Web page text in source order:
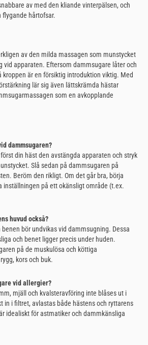
av med den kliande vinterpälsen, och
hårtofsar.
av den milda massagen som munstycket
vid apparaten. Eftersom dammsugare låter och
kroppen är en försiktig introduktion viktig. Med
lär sig även lättskrämda hästar
som en avkopplande
dammsugaren?
din häst den avstängda apparaten och stryk
Slå sedan på dammsugaren på
Beröm den rikligt. Om det går bra, börja
inställningen på ett okänsligt område (t.ex.
huvud också?
bör undvikas vid dammsugning. Dessa
och benet ligger precis under huden.
på de muskulösa och köttiga
kors och buk.
vid allergier?
mjäll och kvalsteravföring inte blåses ut i
in i filtret, avlastas både hästens och ryttarens
idealiskt för astmatiker och dammkänsliga